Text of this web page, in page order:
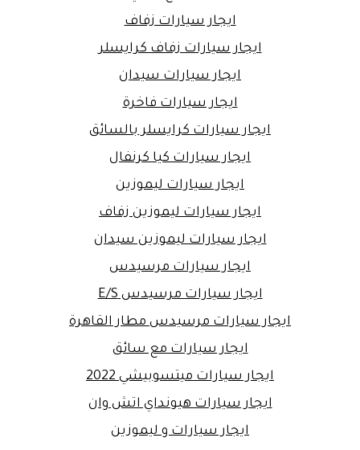
ايجار سيارات زفاف
ايجار سيارات زفاف كرايسلر
ايجار سيارات سيدان
ايجار سيارات فاخرة
ايجار سيارات كرايسلر بالسائق
ايجار سيارات كيا كرنفال
ايجار سيارات ليموزين
ايجار سيارات ليموزين زفاف
ايجار سيارات ليموزين سيدان
ايجار سيارات مرسيدس
ايجار سيارات مرسيدس E/S
ايجار سيارات مرسيدس مطار القاهرة
ايجار سيارات مع سائق
ايجار سيارات ميتسوبيشي 2022
ايجار سيارات هيونداي اتش وان
ايجار سيارات و ليموزين